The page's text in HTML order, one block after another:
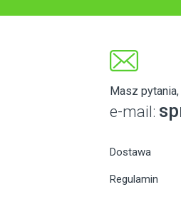
Masz
e-mail:
Dostawa
Regulamin